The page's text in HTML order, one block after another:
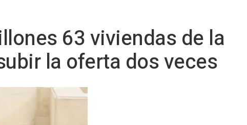
63 viviendas de la
la oferta dos veces